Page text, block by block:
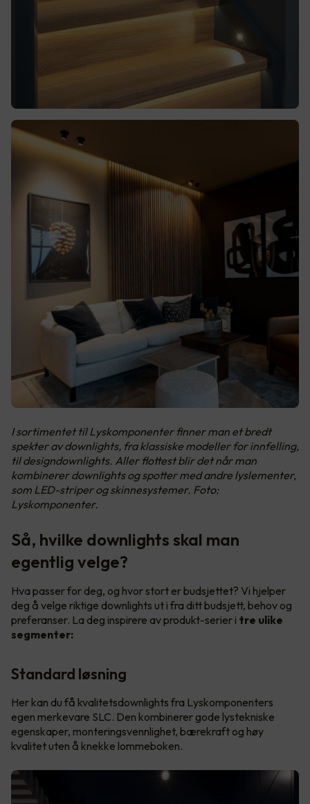
I sortimentet til Lyskomponenter finner man et bredt
spekter av downlights, fra klassiske modeller for innfelling,
til designdownlights. Aller flottest blir det når man
kombinerer downlights og spotter med andre lyslementer,
som LED-striper og skinnesystemer. Foto:
Lyskomponenter.
Så, hvilke downlights skal man
egentlig velge?
Hva passer for deg, og hvor stort er budsjettet? Vi hjelper
deg å velge riktige downlights ut i fra ditt budsjett, behov og
preferanser. La deg inspirere av produkt-serier i tre ulike
segmenter:
Standard løsning
Her kan du få kvalitetsdownlights fra Lyskomponenters
egen merkevare SLC. Den kombinerer gode lystekniske
egenskaper, monteringsvennlighet, bærekraft og høy
kvalitet uten å knekke lommeboken.